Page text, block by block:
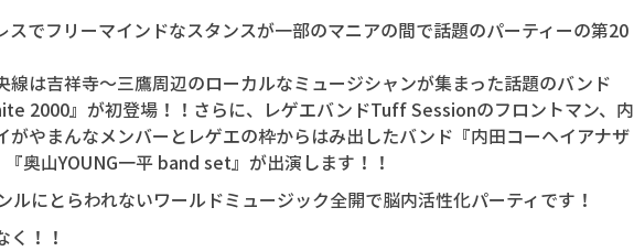
スでフリーマインドなスタンスが一部のマニアの間で話題のパーティーの第20
線は吉祥寺〜三鷹周辺のローカルなミュージシャンが集まった話題のバンド
2000』が初登場！！さらに、レゲエバンドTuff Sessionのフロントマン、内
がやまんなメンバーとレゲエの枠からはみ出したバンド『内田コーヘイアナザ
『奥山YOUNG一平 band set』が出演します！！
ルにとらわれないワールドミュージック全開で脳内活性化パーティです！
く！！